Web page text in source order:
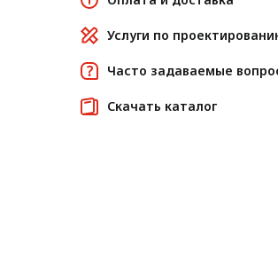
Услуги по
Часто задаваемые
Скачать каталог